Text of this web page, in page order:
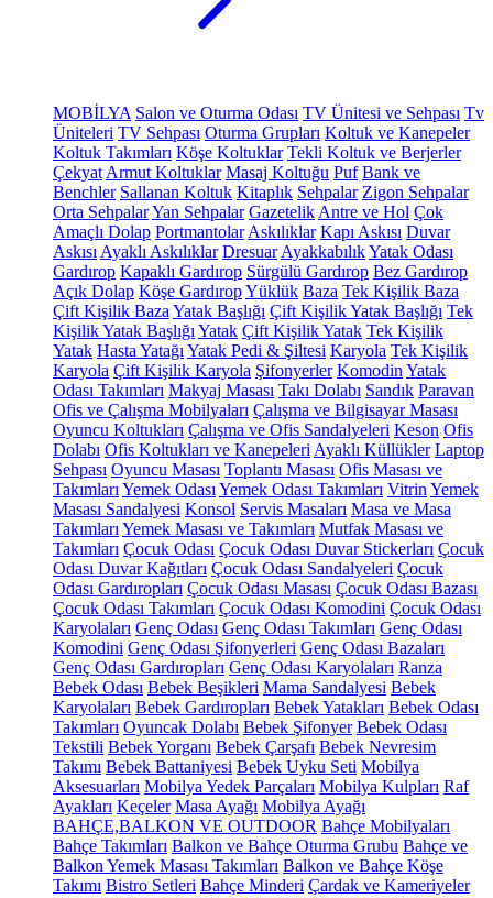
MOBİLYA Salon ve Oturma Odası TV Ünitesi ve Sehpası Tv
Üniteleri TV Sehpası Oturma Grupları Koltuk ve Kanepeler
Koltuk Takımları Köşe Koltuklar Tekli Koltuk ve Berjerler
Çekyat Armut Koltuklar Masaj Koltuğu Puf Bank ve
Benchler Sallanan Koltuk Kitaplık Sehpalar Zigon Sehpalar
Orta SehpalarYan Sehpalar Gazetelik Antre ve Hol Çok
Amaçlı Dolap Portmantolar Askılıklar Kapı Askısı Duvar
Askısı Ayaklı Askılıklar Dresuar AyakkabılıkYatak Odası
Gardırop Kapaklı Gardırop Sürgülü Gardırop Bez Gardırop
Açık Dolap Köşe GardıropYüklük Baza Tek Kişilik Baza
Çift Kişilik Baza Yatak Başlığı Çift Kişilik Yatak Başlığı Tek
Kişilik Yatak Başlığı Yatak Çift Kişilik Yatak Tek Kişilik
Yatak Hasta Yatağı Yatak Pedi & Şiltesi Karyola Tek Kişilik
Karyola Çift Kişilik Karyola Şifonyerler Komodin Yatak
Odası Takımları Makyaj Masası Takı Dolabı Sandık Paravan
Ofis ve Çalışma Mobilyaları Çalışma ve Bilgisayar Masası
Oyuncu Koltukları Çalışma ve Ofis Sandalyeleri Keson Ofis
Dolabı Ofis Koltukları ve Kanepeleri Ayaklı Küllükler Laptop
Sehpası Oyuncu Masası Toplantı Masası Ofis Masası ve
Takımları Yemek Odası Yemek Odası Takımları Vitrin Yemek
Masası Sandalyesi Konsol Servis Masaları Masa ve Masa
Takımları Yemek Masası ve Takımları Mutfak Masası ve
Takımları Çocuk Odası Çocuk Odası Duvar Stickerları Çocuk
Odası Duvar Kağıtları Çocuk Odası Sandalyeleri Çocuk
Odası Gardıropları Çocuk Odası Masası Çocuk Odası Bazası
Çocuk Odası Takımları Çocuk Odası Komodini Çocuk Odası
Karyolaları Genç Odası Genç Odası Takımları Genç Odası
Komodini Genç Odası Şifonyerleri Genç Odası Bazaları
Genç Odası Gardıropları Genç Odası Karyolaları Ranza
Bebek Odası Bebek Beşikleri Mama Sandalyesi Bebek
Karyolaları Bebek Gardıropları Bebek Yatakları Bebek Odası
Takımları Oyuncak Dolabı Bebek Şifonyer Bebek Odası
Tekstili Bebek Yorganı Bebek Çarşafı Bebek Nevresim
Takımı Bebek Battaniyesi Bebek Uyku Seti Mobilya
Aksesuarları Mobilya Yedek Parçaları Mobilya Kulpları Raf
Ayakları Keçeler Masa Ayağı Mobilya Ayağı
BAHÇE,BALKON VE OUTDOOR Bahçe Mobilyaları
Bahçe Takımları Balkon ve Bahçe Oturma Grubu Bahçe ve
Balkon Yemek Masası Takımları Balkon ve Bahçe Köşe
Takımı Bistro Setleri Bahçe Minderi Çardak ve Kameriyeler